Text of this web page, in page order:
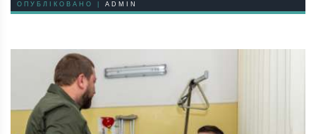
ОПУБЛІКОВАНО | ADMIN